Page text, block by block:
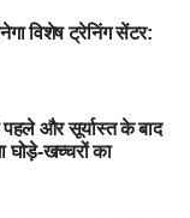
Vice
के लिए अच्छे
के लिए सबसे
फैंटेसी टीम के लिए
क्या
विशेष ट्रेनिंग सेंटर:
पहले और सूर्यास्त के बाद
घोड़े-खच्चरों का